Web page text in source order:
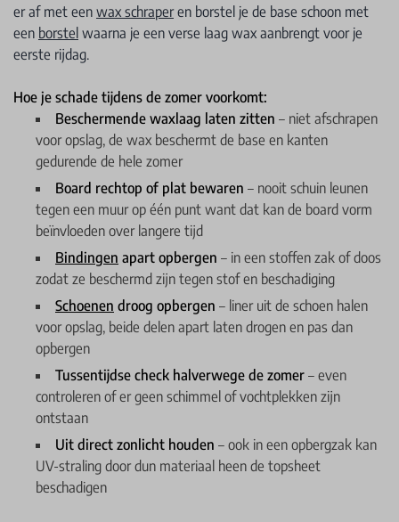
er af met een wax schraperen borstel je de base schoon met
een borstel waarna je een verse laag wax aanbrengt voor je
eerste rijdag.
Hoe je schade tijdens de zomer voorkomt:
Beschermende waxlaag laten zitten – niet afschrapen
voor opslag, de wax beschermt de base en kanten
gedurende de hele zomer
Board rechtop of plat bewaren – nooit schuin leunen
tegen een muur op één punt want dat kan de board vorm
beïnvloeden over langere tijd
Bindingen apart opbergen – in een stoffen zak of doos
zodat ze beschermd zijn tegen stof en beschadiging
Schoenen droog opbergen – liner uit de schoen halen
voor opslag, beide delen apart laten drogen en pas dan
opbergen
Tussentijdse check halverwege de zomer – even
controleren of er geen schimmel of vochtplekken zijn
ontstaan
Uit direct zonlicht houden – ook in een opbergzak kan
UV-straling door dun materiaal heen de topsheet
beschadigen